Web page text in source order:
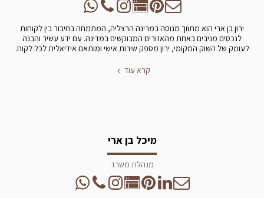
ירון בן ארי הוא מתווך מנוסה במרינה הרצליה, המתמחה בחיבור בין לקוחות
לנכסים מניבים באחת מהאזורים המבוקשים במדינה. עם ידע עשיר והבנה
לעומק של השוק המקומי, ירון מספק שירות אישי ומותאם אידיאלית לכל לקוח.
קרא עוד
מיכל בן ארי
מנהלת משרד